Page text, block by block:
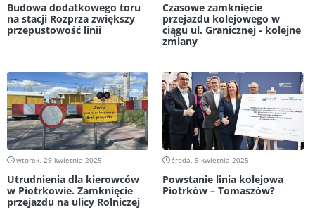
Budowa dodatkowego toru
na stacji Rozprza zwiększy
przepustowość linii
Czasowe zamknięcie
przejazdu kolejowego w
ciągu ul. Granicznej - kolejne
zmiany
wtorek, 29 kwietnia 2025
Utrudnienia dla kierowców
w Piotrkowie. Zamknięcie
przejazdu na ulicy Rolniczej
środa, 9 kwietnia 2025
Powstanie linia kolejowa
Piotrków – Tomaszów?